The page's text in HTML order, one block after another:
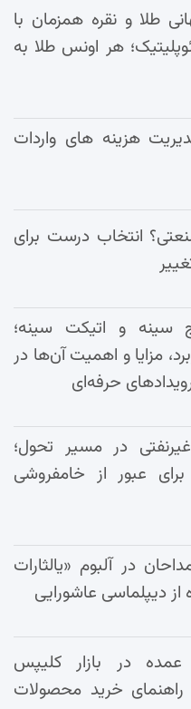
طلا و نقره همزمان با
هر اونس طلا به
هزینه‌ های واردات
انتخاب درست برای
سینه و اتیکت سینه؛
مزایا و اهمیت آن‌ها در
حرفه‌ای
در مسیر تحول؛
عبور از خامفروشی
در آلبوم «یالثارات
از دیپلماسی عاشورایی
عمده در بازار کلیپس
راهنمای خرید محصولات